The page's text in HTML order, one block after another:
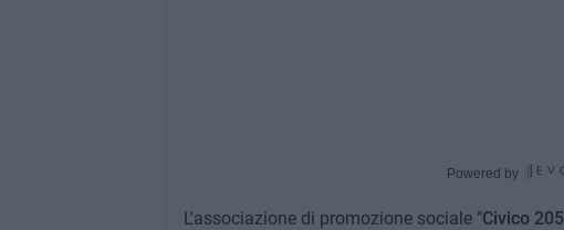
Powered by
L'associazione di promozione sociale "Civico